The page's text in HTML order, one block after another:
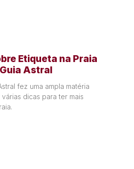
Etiqueta na Praia
Astral
fez uma ampla matéria
dicas para ter mais